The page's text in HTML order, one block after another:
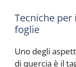
Tecniche
foglie
Uno degli
di quercia è il